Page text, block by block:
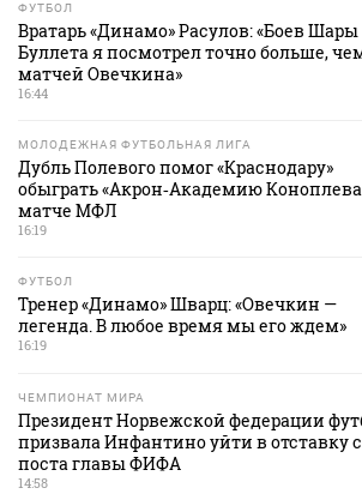
ФУТБОЛ
Вратарь «Динамо» Расулов: «Боев Шары
Буллета я посмотрел точно больше,
матчей Овечкина»
16:44
МОЛОДЕЖНАЯ ФУТБОЛЬНАЯ ЛИГА
Дубль Полевого помог «Краснодару»
обыграть «Акрон‑Академию
матче МФЛ
16:19
ФУТБОЛ
Тренер «Динамо» Шварц: «Овечкин —
легенда. В любое время мы его ждем»
16:19
ЧЕМПИОНАТ МИРА
Президент Норвежской федерации
призвала Инфантино уйти в отставку с
поста главы ФИФА
14:58